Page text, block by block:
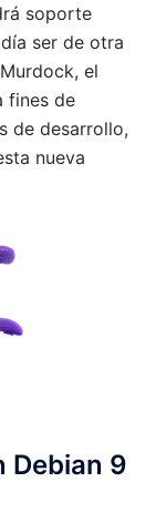
soporte
ser de otra
el
fines de
de desarrollo,
nueva
Debian 9